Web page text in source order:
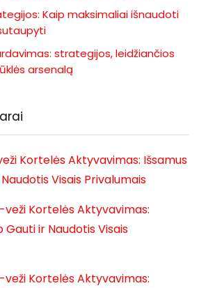
Kaip maksimaliai išnaudoti
strategijos, leidžiančios
arsenalą
Kortelės Aktyvavimas: Išsamus
Visais Privalumais
veži Kortelės Aktyvavimas:
Gauti ir Naudotis Visais
veži Kortelės Aktyvavimas: